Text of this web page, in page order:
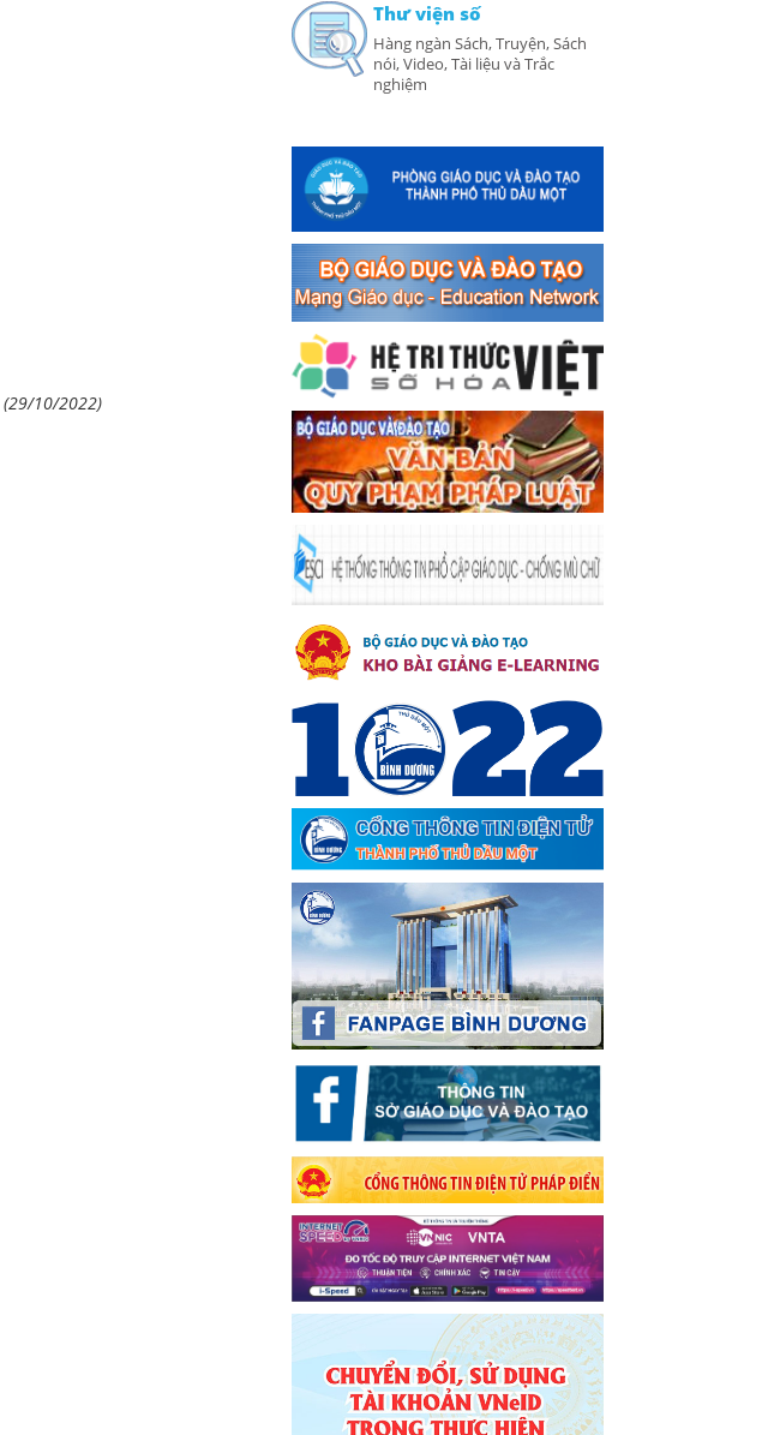
(29/10/2022)
Thư viện số
Hàng ngàn Sách, Truyện, Sách
nói, Video, Tài liệu và Trắc
nghiệm